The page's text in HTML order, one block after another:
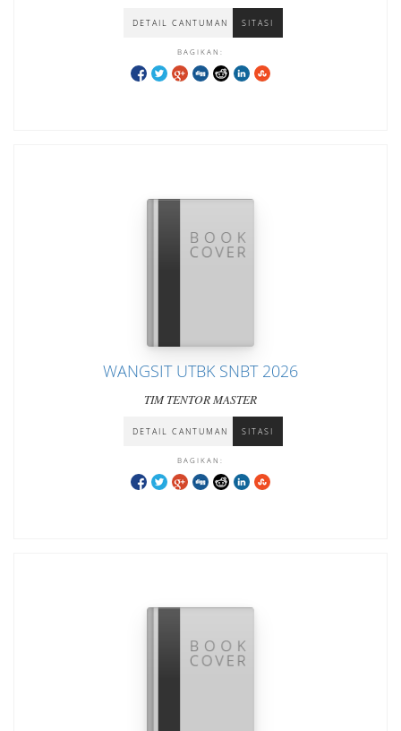
DETAIL CANTUMAN SITASI
BAGIKAN:
WANGSIT UTBK SNBT 2026
TIM TENTOR MASTER
DETAIL CANTUMAN SITASI
BAGIKAN: